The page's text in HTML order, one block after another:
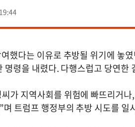
했다는 이유로 추방될 위기에 놓
명령을 내렸다. 다행스럽고 당연한
가 지역사회를 위험에 빠뜨리거
트럼프 행정부의 추방 시도를 일